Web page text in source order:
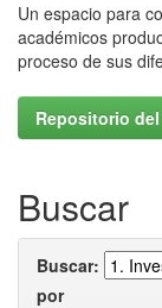
Un espacio para
académicos
proceso de sus
Repositorio del
Buscar
Buscar:
por